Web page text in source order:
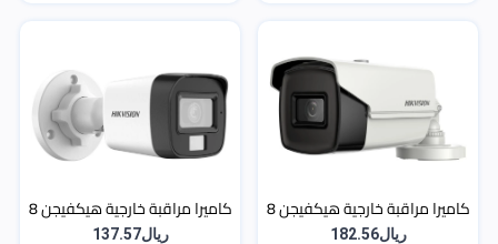
كاميرا مراقبة خارجية هيكفيجن 8
ريال182.56
كاميرا مراقبة خارجية هيكفيجن 8
ريال137.57